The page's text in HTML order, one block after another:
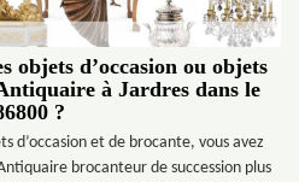
objets d’occasion ou objets
à Jardres dans le
?
d’occasion et de brocante, vous avez
brocanteur de succession plus